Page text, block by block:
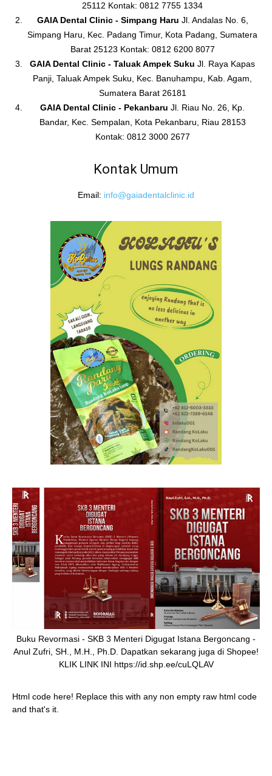
25112 Kontak: 0812 7755 1334
GAIA Dental Clinic - Simpang Haru Jl. Andalas No. 6,
Simpang Haru, Kec. Padang Timur, Kota Padang, Sumatera
Barat 25123 Kontak: 0812 6200 8077
GAIA Dental Clinic - Taluak Ampek Suku Jl. Raya Kapas
Panji, Taluak Ampek Suku, Kec. Banuhampu, Kab. Agam,
Sumatera Barat 26181
GAIA Dental Clinic - Pekanbaru Jl. Riau No. 26, Kp.
Bandar, Kec. Sempalan, Kota Pekanbaru, Riau 28153
Kontak: 0812 3000 2677
Kontak Umum
Email: info@gaiadentalclinic.id
Buku Revormasi - SKB 3 Menteri Digugat Istana Bergoncang -
Anul Zufri, SH., M.H., Ph.D. Dapatkan sekarang juga di Shopee!
KLIK LINK INI https://id.shp.ee/cuLQLAV
Html code here! Replace this with any non empty raw html code
and that's it.